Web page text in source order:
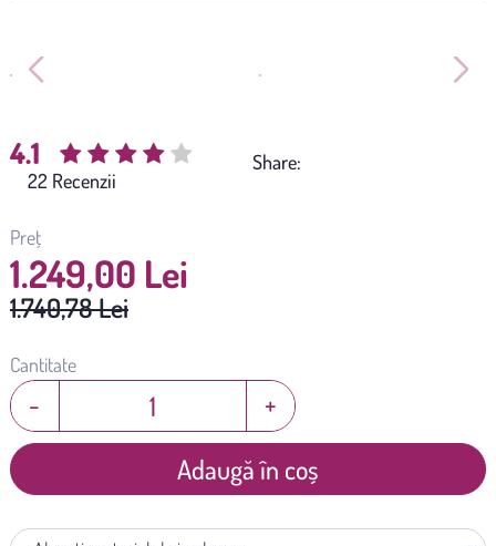
4.1
22
Share:
Preț
1.249,00 Lei
1.740,78 Lei
Cantitate
+
-
Adaugă în coș